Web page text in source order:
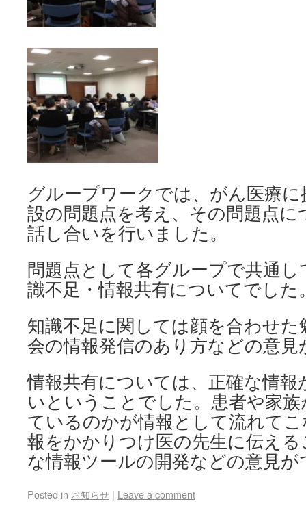
グループワークでは、がん医療
設の問題点を考え、その問題点
話し合いを行いました。
問題点として各グループで共通
識不足・情報共有についてでした
知識不足に関しては顔を合わせた
会の情報発信のあり方などの意
情報共有については、正確な情
いということでした。患者や家
ているのかが情報として流れて
報をかかりつけ医の先生に伝え
な情報ツールの開発などの意見
Posted in お知らせ | Leave a comment